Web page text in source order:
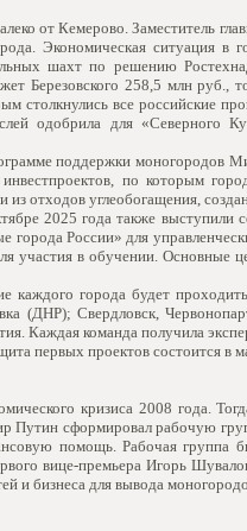
от Кемерово. Заместитель
Экономическая ситуация
шахт по решению
Березовского 258,5 млн
столкнулись все российские
одобрила для «Северного
поддержки
по которым
из отходов углеобогащения,
2025 года также
города России» для
участия в обучении.
каждого города будет
(ДНР); Свердловск,
Каждая команда получила
первых проектов состоится в
кризиса 2008 года.
Путин сформировал рабочую
помощь. Рабочая группа
вице-премьера Игорь
и бизнеса для вывода